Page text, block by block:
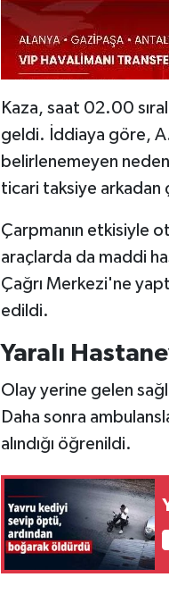
Kaza, saat 02.00
geldi. İddiaya göre,
belirlenemeyen
ticari taksiye arkadan
Çarpmanın etkisiyle
araçlarda da maddi
Çağrı Merkezi'ne
edildi.
Yaralı
Olay yerine gelen
Daha sonra
alındığı öğrenildi.